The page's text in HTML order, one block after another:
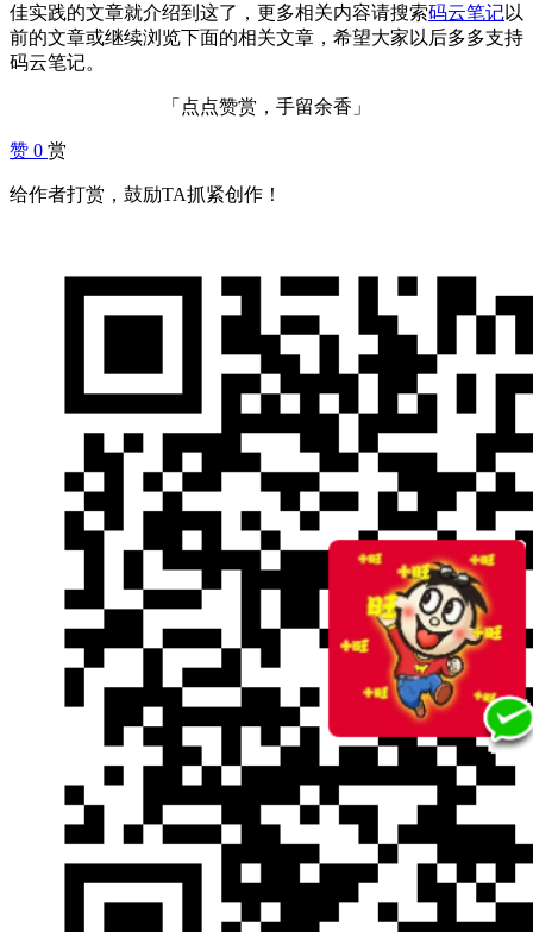
佳实践的文章就介绍到这了，更多相关内容请搜索码云笔记以
前的文章或继续浏览下面的相关文章，希望大家以后多多支持
码云笔记。
「点点赞赏，手留余香」
赞 0 赏
给作者打赏，鼓励TA抓紧创作！